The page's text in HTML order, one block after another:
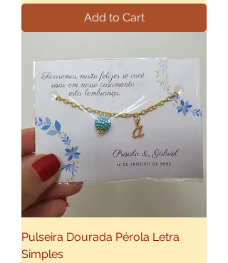
Add to Cart
Pulseira Dourada Pérola Letra
Simples